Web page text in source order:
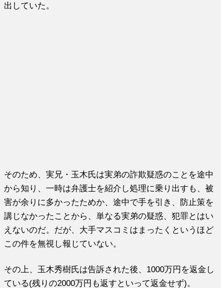
出していた。
そのため、実兄・玉木氏は実弟の詐欺疑惑のことを途中
から知り、一時は弁護士を紹介し処理に乗り出すも、被
害が余りに多かったためか、途中で手を引き、防止策を
講じなかったことから、単なる実弟の疑惑、犯罪とはい
えないのだ。だが、大手マスコミはまったくというほど
この件を無視し報じていない。
その上、玉木秀樹氏は告訴された後、1000万円を返金し
ている(残りの2000万円も返すといって返金せず)。